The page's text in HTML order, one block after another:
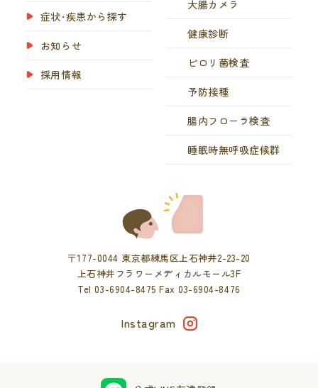
症状・疾患から探す
お知らせ
採用情報
大腸カメラ
健康診断
ピロリ菌検査
予防接種
腸内フローラ検査
睡眠時無呼吸症候群
〒177-0044 東京都練馬区上石神井2-23-20
上石神井フラワーメディカルモール3F
Tel 03-6904-8475 Fax 03-6904-8476
Instagram